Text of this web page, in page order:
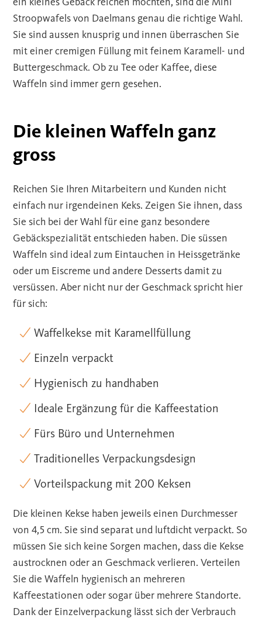
Stroopwafels von Daelmans genau die richtige Wahl.
Sie sind aussen knusprig und innen überraschen Sie
mit einer cremigen Füllung mit feinem Karamell- und
Buttergeschmack. Ob zu Tee oder Kaffee, diese
Waffeln sind immer gern gesehen.
Die kleinen Waffeln ganz
gross
Reichen Sie Ihren Mitarbeitern und Kunden nicht
einfach nur irgendeinen Keks. Zeigen Sie ihnen, dass
Sie sich bei der Wahl für eine ganz besondere
Gebäckspezialität entschieden haben. Die süssen
Waffeln sind ideal zum Eintauchen in Heissgetränke
oder um Eiscreme und andere Desserts damit zu
versüssen. Aber nicht nur der Geschmack spricht hier
für sich:
Waffelkekse mit Karamellfüllung
Einzeln verpackt
Hygienisch zu handhaben
Ideale Ergänzung für die Kaffeestation
Fürs Büro und Unternehmen
Traditionelles Verpackungsdesign
Vorteilspackung mit 200 Keksen
Die kleinen Kekse haben jeweils einen Durchmesser
von 4,5 cm. Sie sind separat und luftdicht verpackt. So
müssen Sie sich keine Sorgen machen, dass die Kekse
austrocknen oder an Geschmack verlieren. Verteilen
Sie die Waffeln hygienisch an mehreren
Kaffeestationen oder sogar über mehrere Standorte.
Dank der Einzelverpackung lässt sich der Verbrauch